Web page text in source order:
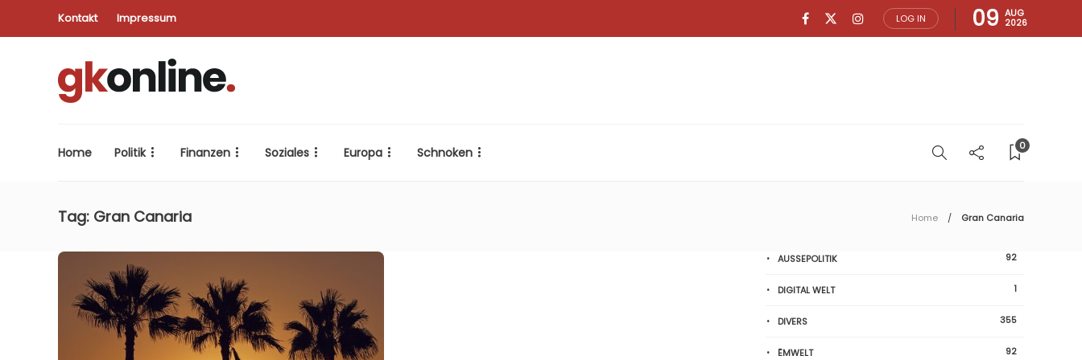
Kontakt Impressum LOG IN 09 AUG
2026
Home Politik Finanzen Soziales Europa Schnoken 0
Tag: Gran Canaria Home Gran Canaria
AUSSEPOLITIK 92
DIGITAL WELT 1
DIVERS 355
ËMWELT 92